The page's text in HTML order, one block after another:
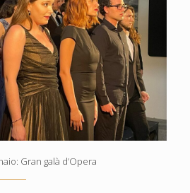
Gran galà d’Opera